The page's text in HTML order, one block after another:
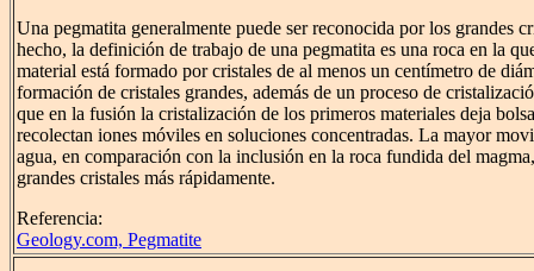
Una pegmatita generalmente puede ser reconocida por los grandes
hecho, la definición de trabajo de una pegmatita es una roca en la
material está formado por cristales de al menos un centímetro de
formación de cristales grandes, además de un proceso de
que en la fusión la cristalización de los primeros materiales deja
recolectan iones móviles en soluciones concentradas. La mayor
agua, en comparación con la inclusión en la roca fundida del
grandes cristales más rápidamente.
Referencia:
Geology.com, Pegmatite